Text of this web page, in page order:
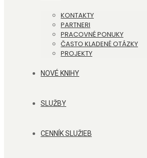
KONTAKTY
PARTNERI
PRACOVNÉ PONUKY
ČASTO KLADENÉ OTÁZKY
PROJEKTY
NOVÉ KNIHY
SLUŽBY
CENNÍK SLUŽIEB